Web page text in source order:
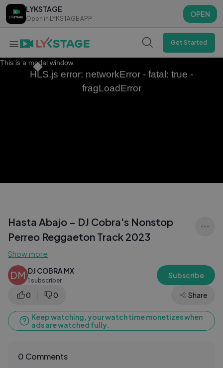
LYKSTAGE
Open in LYKSTAGE APP
OPEN
LYKSTAGE
Open in LYKSTAGE APP
OPEN
Get Started
This is a modal window.
HLS.js error: networkError - fatal: true -
fragLoadError
Hasta Abajo – DJ Cobra's Nonstop
Perreo Reggaeton Track 2023
Show more
DM DJ COBRA MX
1 subscriber
Subscribe
0 0 Share
Keep watching, your watch time monetizes when
ads are watched fully.
0 Comments